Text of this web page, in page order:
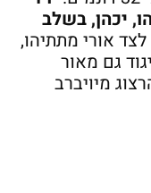
יכהן, בשלב
לצד אורי מתתיהו,
גם מאור
מיויברב